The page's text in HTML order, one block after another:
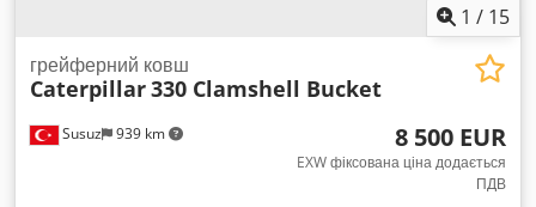
1 / 15
Susuz 939 km
грейферний ковш
Caterpillar330 Clamshell Bucket
8 500 EUR
EXW фіксована ціна додається
ПДВ